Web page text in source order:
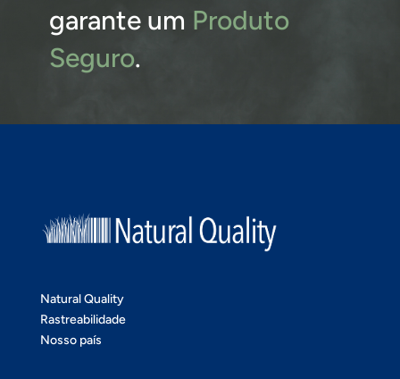
garante um Produto
Seguro.
Natural Quality
Rastreabilidade
Nosso país